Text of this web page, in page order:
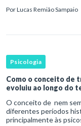
PorLucas Remião Sampaio
Psicologia
Como o conceito de
evoluiu ao longo do
O conceito de nem
diferentes períodos
principalmente às